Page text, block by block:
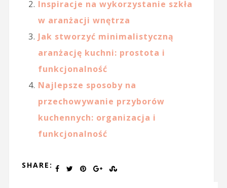
Inspiracje na wykorzystanie szkła
w aranżacji wnętrza
Jak stworzyć minimalistyczną
aranżację kuchni: prostota i
funkcjonalność
Najlepsze sposoby na
przechowywanie przyborów
kuchennych: organizacja i
funkcjonalność
SHARE: